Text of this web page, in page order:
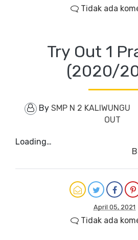
Tidak ada
Try Out 1
(2020/
By SMP N 2 KALIWUNGU
OUT
Loading…
April 05, 2021
Tidak ada